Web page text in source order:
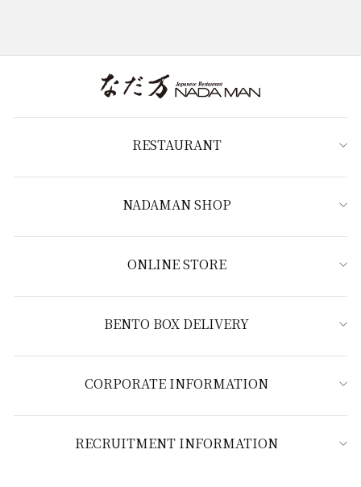
RESTAURANT
NADAMAN SHOP
ONLINE STORE
BENTO BOX DELIVERY
CORPORATE INFORMATION
RECRUITMENT INFORMATION